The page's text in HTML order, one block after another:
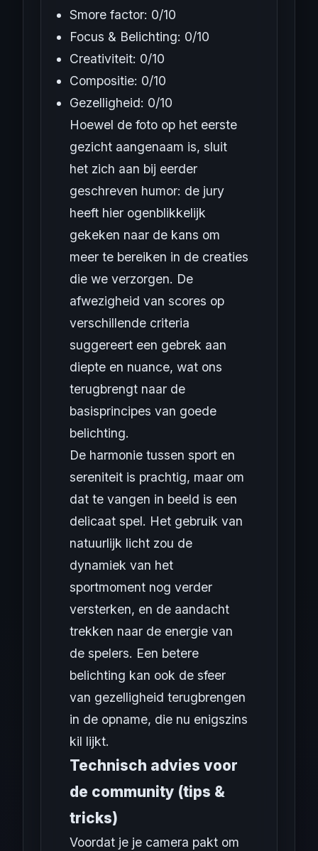
Smore factor: 0/10
Focus & Belichting: 0/10
Creativiteit: 0/10
Compositie: 0/10
Gezelligheid: 0/10
Hoewel de foto op het eerste
gezicht aangenaam is, sluit
het zich aan bij eerder
geschreven humor: de jury
heeft hier ogenblikkelijk
gekeken naar de kans om
meer te bereiken in de creaties
die we verzorgen. De
afwezigheid van scores op
verschillende criteria
suggereert een gebrek aan
diepte en nuance, wat ons
terugbrengt naar de
basisprincipes van goede
belichting.
De harmonie tussen sport en
sereniteit is prachtig, maar om
dat te vangen in beeld is een
delicaat spel. Het gebruik van
natuurlijk licht zou de
dynamiek van het
sportmoment nog verder
versterken, en de aandacht
trekken naar de energie van
de spelers. Een betere
belichting kan ook de sfeer
van gezelligheid terugbrengen
in de opname, die nu enigszins
kil lijkt.
Technisch advies voor
de community (tips &
tricks)
Voordat je je camera pakt om